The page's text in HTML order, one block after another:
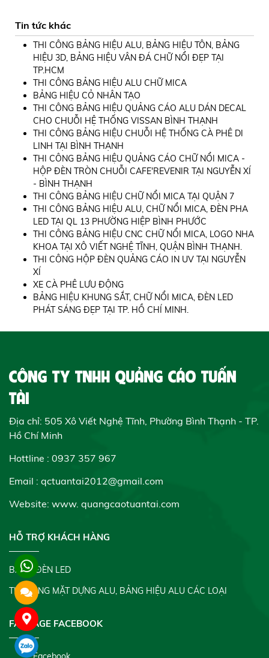
Tin tức khác
THI CÔNG BẢNG HIỆU ALU, BẢNG HIỆU TÔN, BẢNG
HIỆU 3D, BẢNG HIỆU VÂN ĐÁ CHỮ NỔI ĐẸP TẠI
TP.HCM
THI CÔNG BẢNG HIỆU ALU CHỮ MICA
BẢNG HIỆU CỎ NHÂN TẠO
THI CÔNG BẢNG HIỆU QUẢNG CÁO ALU DÁN DECAL
CHO CHUỖI HỆ THỐNG VISSAN BÌNH THẠNH
THI CÔNG BẢNG HIỆU CHUỖI HỆ THỐNG CÀ PHÊ DI
LINH TẠI BÌNH THẠNH
THI CÔNG BẢNG HIỆU QUẢNG CÁO CHỮ NỔI MICA -
HỘP ĐÈN TRÒN CHUỖI CAFE'REVENIR TẠI NGUYỄN XÍ
- BÌNH THẠNH
THI CÔNG BẢNG HIỆU CHỮ NỔI MICA TẠI QUẬN 7
THI CÔNG BẢNG HIỆU ALU, CHỮ NỔI MICA, ĐÈN PHA
LED TẠI QL 13 PHƯỜNG HIỆP BÌNH PHƯỚC
THI CÔNG BẢNG HIỆU CNC CHỮ NỔI MICA, LOGO NHA
KHOA TẠI XÔ VIẾT NGHỆ TĨNH, QUẬN BÌNH THẠNH.
THI CÔNG HỘP ĐÈN QUẢNG CÁO IN UV TẠI NGUYỄN
XÍ
XE CÀ PHÊ LƯU ĐỘNG
BẢNG HIỆU KHUNG SẮT, CHỮ NỔI MICA, ĐÈN LED
PHÁT SÁNG ĐẸP TẠI TP. HỒ CHÍ MINH.
CÔNG TY TNHH QUẢNG CÁO TUẤN
TÀI
Địa chỉ: 505 Xô Viết Nghệ Tĩnh, Phường Bình Thạnh - TP.
Hồ Chí Minh
Hottline : 0937 357 967
Email : qctuantai2012@gmail.com
Website: www. quangcaotuantai.com
HỖ TRỢ KHÁCH HÀNG
BẢNG ĐÈN LED
THI CÔNG MẶT DỰNG ALU, BẢNG HIỆU ALU CÁC LOẠI
FANPAGE FACEBOOK